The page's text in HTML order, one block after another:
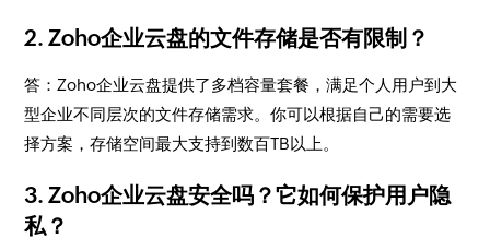
2. Zoho企业云盘的文件存储是否有限制？
答：Zoho企业云盘提供了多档容量套餐，满足个人用户到大
型企业不同层次的文件存储需求。你可以根据自己的需要选
择方案，存储空间最大支持到数百TB以上。
3. Zoho企业云盘安全吗？它如何保护用户隐
私？